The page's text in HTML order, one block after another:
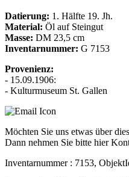
Datierung: 1. Hälfte 19. Jh.
Material: Öl auf Steingut
Masse: DM 23,5 cm
Inventarnummer: G 7153
Provenienz:
- 15.09.1906:
- Kulturmuseum St. Gallen
Möchten Sie uns etwas über
Dann nehmen Sie bitte hier
Inventarnummer : 7153,